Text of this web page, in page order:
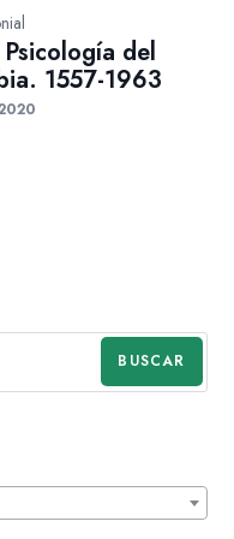
del
1557-1963
BUSCAR